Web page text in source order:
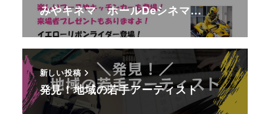
みやキネマ ホールDeシネマ…
新しい投稿
発見！地域の若手アーティスト